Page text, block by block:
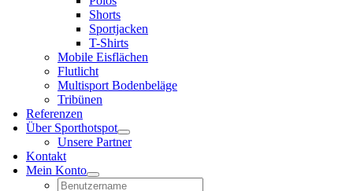
Shorts
Sportjacken
T-Shirts
Mobile Eisflächen
Flutlicht
Multisport Bodenbeläge
Tribünen
Referenzen
Über Sporthotspot
Unsere Partner
Kontakt
Mein Konto
Username: